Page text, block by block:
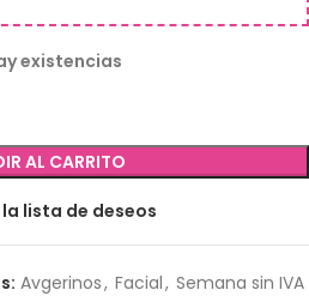
existencias
AL CARRITO
lista de deseos
Avgerinos, Facial, Semana sin IVA